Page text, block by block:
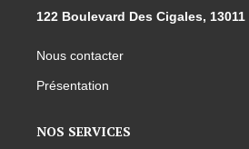
122 Boulevard Des Cigales, 13011
Nous contacter
Présentation
NOS SERVICES